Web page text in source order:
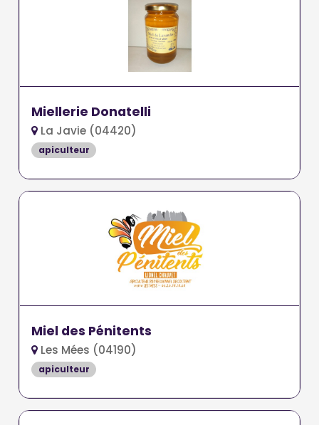
Miellerie Donatelli
La Javie (04420)
apiculteur
Miel des Pénitents
Les Mées (04190)
apiculteur